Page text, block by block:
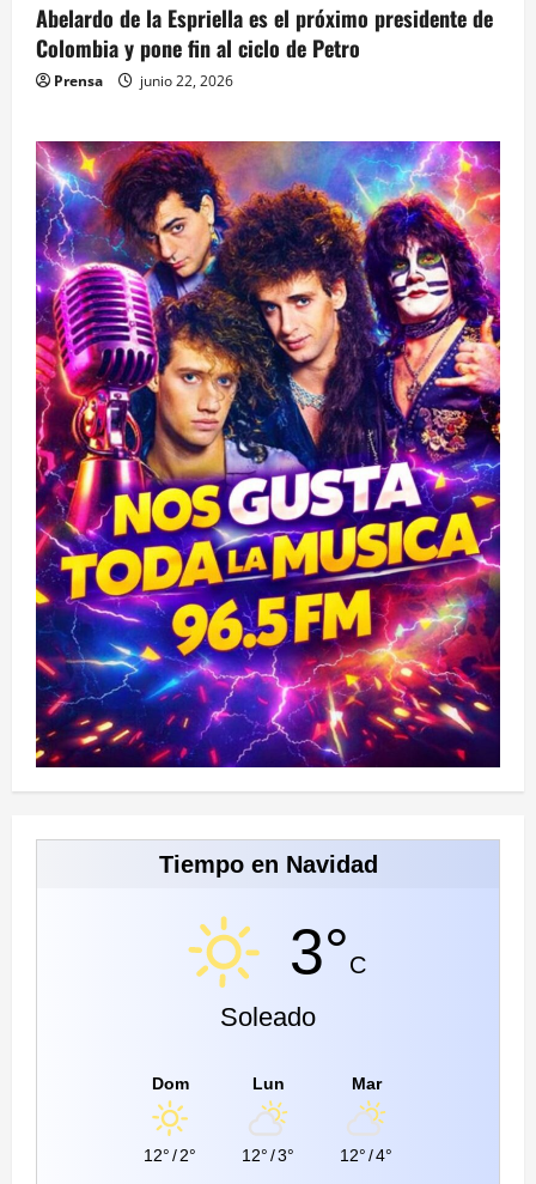
Abelardo de la Espriella es el próximo presidente de
Colombia y pone fin al ciclo de Petro
Prensa junio 22, 2026
Tiempo en Navidad
3°C
Soleado
Dom
12°/2°
Lun
12°/3°
Mar
12°/4°